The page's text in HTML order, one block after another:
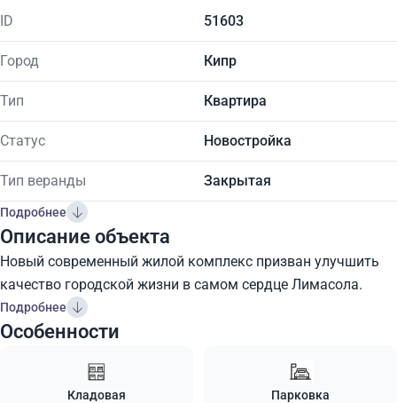
ID 51603
Город Кипр
Тип Квартира
Статус Новостройка
Тип веранды Закрытая
Подробнее
Описание объекта
Новый современный жилой комплекс призван улучшить
качество городской жизни в самом сердце Лимасола.
Подробнее
Особенности
Кладовая Парковка